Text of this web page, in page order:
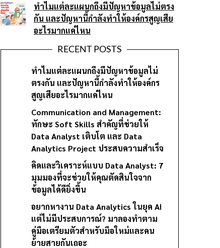
ทำไมแต่ละแผนกถึงมีปัญหาข้อมูลไม่ตรง
กัน และปัญหานี้กำลังทำให้องค์กรสูญเสีย
อะไรมากแค่ไหน
RECENT POSTS
ทำไมแต่ละแผนกถึงมีปัญหาข้อมูลไม่
ตรงกัน และปัญหานี้กำลังทำให้องค์กร
สูญเสียอะไรมากแค่ไหน
Communication and Management:
ทักษะ Soft Skills สำคัญที่ช่วยให้
Data Analyst เติบโต และ Data
Analytics Project ประสบความสำเร็จ
คิดและวิเคราะห์แบบ Data Analyst: 7
มุมมองที่จะช่วยให้คุณตัดสินใจจาก
ข้อมูลได้ดียิ่งขึ้น
อยากหางาน Data Analytics ในยุค AI
แต่ไม่มีประสบการณ์? มาลองทำตาม
คู่มือเตรียมตัวสำหรับมือใหม่และคน
ย้ายสายกันเถอะ